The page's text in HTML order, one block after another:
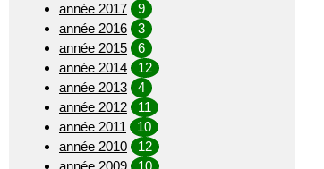
année 2017
9
année 2016
3
année 2015
6
année 2014
12
année 2013
4
année 2012
11
année 2011
10
année 2010
12